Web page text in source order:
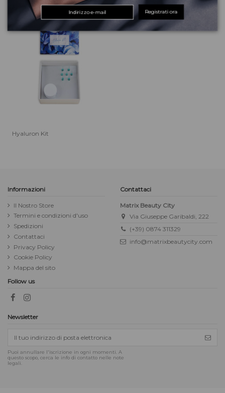
Hyaluron Kit
Informazioni
Il Nostro Store
Termini e condizioni d'uso
Spedizioni
Contattaci
Privacy Policy
Cookie Policy
Mappa del sito
Contattaci
Matrix Beauty City
Via Giuseppe Garibaldi, 222
(+39) 0874 311329
info@matrixbeautycity.com
Follow us
Newsletter
Puoi annullare l'iscrizione in ogni momenti. A
questo scopo, cerca le info di contatto nelle note
legali.
Registrati ora